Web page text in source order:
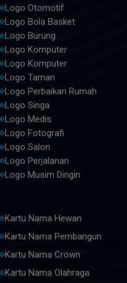
Logo Otomotif
Logo Bola Basket
Logo Burung
Logo Komputer
Logo Komputer
Logo Taman
Logo Perbaikan Rumah
Logo Singa
Logo Medis
Logo Fotografi
Logo Salon
Logo Perjalanan
Logo Musim Dingin
Kartu Nama Hewan
Kartu Nama Pembangun
Kartu Nama Crown
Kartu Nama Olahraga